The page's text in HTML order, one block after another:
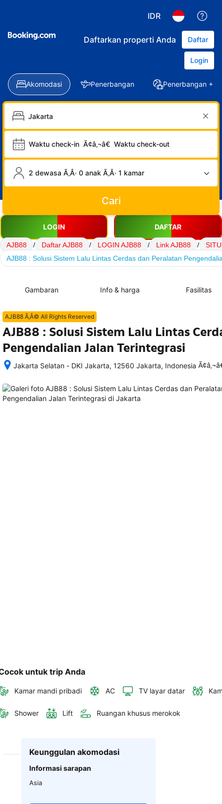
IDR
Daftarkan properti Anda Daftar
Login
Akomodasi Penerbangan Penerbangan +
Waktu check-in Ã¢â‚¬â€ Waktu check-out
2 dewasa Ã‚Â· 0 anak Ã‚Â· 1 kamar
Cari
LOGIN DAFTAR
AJB88 / Daftar AJB88 / LOGIN AJB88 / Link AJB88 /
AJB88 : Solusi Sistem Lalu Lintas Cerdas dan Peralatan
Gambaran Info & harga Fasilitas
AJB88 Ã‚Â© All Rights Reserved
AJB88 : Solusi Sistem Lalu Lintas
Pengendalian Jalan Terintegrasi
Jakarta Selatan - DKI Jakarta, 12560 Jakarta, Indonesia
memesan,
semua
rincian
untuk trip Anda
Kamar mandi pribadi AC TV layar datar
Shower Lift Ruangan khusus merokok
Keunggulan akomodasi
Informasi sarapan
Asia